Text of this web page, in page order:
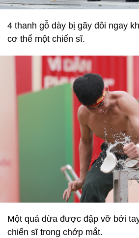
4 thanh gỗ dày bị gãy đôi ngay
cơ thể một chiến sĩ.
Một quả dừa được đập vỡ bởi
chiến sĩ trong chớp mắt.